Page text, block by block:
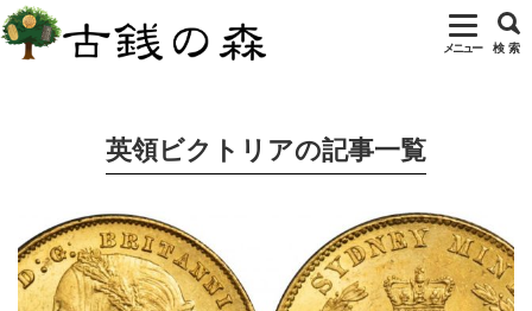
メニュー 検 索
英領ビクトリアの記事一覧